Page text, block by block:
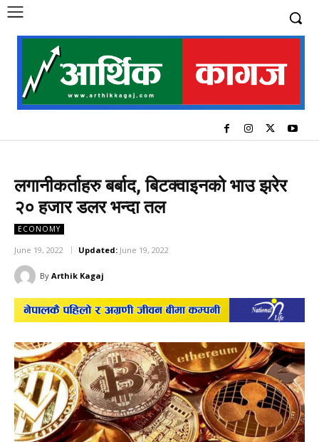
लगानीकर्ताहरु बर्बाद, बिटक्वाइनको भाउ झरेर
२० हजार डलर भन्दा तल
ECONOMY
June 19, 2022 Updated: June 19, 2022
By Arthik Kagaj